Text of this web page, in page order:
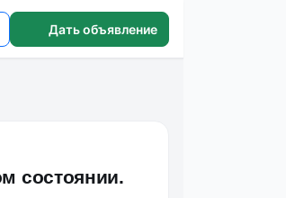
Дать объявление
состоянии.